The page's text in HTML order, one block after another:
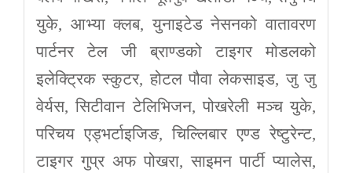
युके, आभ्या क्लब, युनाइटेड नेसनको वातावरण
पार्टनर टेल जी ब्राण्डको टाइगर मोडलको
इलेक्ट्रिक स्कुटर, होटल पौवा लेकसाइड, जु जु
वेर्यस, सिटीवान टेलिभिजन, पोखरेली मञ्च युके,
परिचय एड्भर्टाइजिङ, चिल्लिबार एण्ड रेष्टुरेन्ट,
टाइगर गुप्र अफ पोखरा, साइमन पार्टी प्यालेस,